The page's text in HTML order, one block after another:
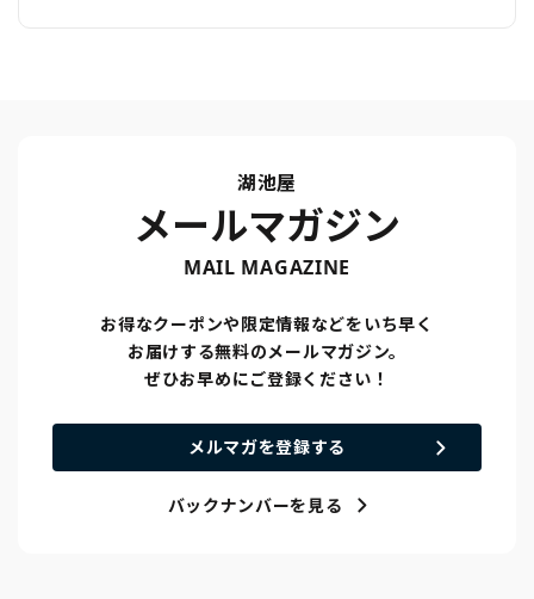
湖池屋
メールマガジン
MAIL MAGAZINE
お得なクーポンや限定情報などをいち早く
お届けする無料のメールマガジン。
ぜひお早めにご登録ください！
メルマガを登録する
バックナンバーを見る